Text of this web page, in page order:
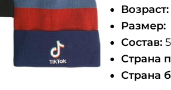
Возраст:
Размер:
Состав:
Страна
Страна